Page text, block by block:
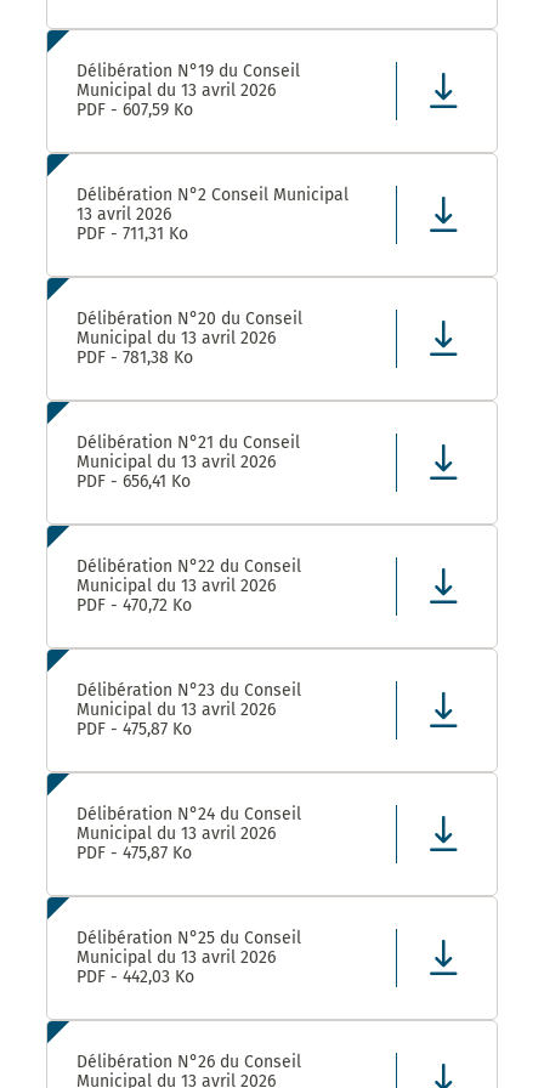
Délibération N°19 du Conseil
Municipal du 13 avril 2026
PDF - 607,59 Ko
Délibération N°2 Conseil Municipal
13 avril 2026
PDF - 711,31 Ko
Délibération N°20 du Conseil
Municipal du 13 avril 2026
PDF - 781,38 Ko
Délibération N°21 du Conseil
Municipal du 13 avril 2026
PDF - 656,41 Ko
Délibération N°22 du Conseil
Municipal du 13 avril 2026
PDF - 470,72 Ko
Délibération N°23 du Conseil
Municipal du 13 avril 2026
PDF - 475,87 Ko
Délibération N°24 du Conseil
Municipal du 13 avril 2026
PDF - 475,87 Ko
Délibération N°25 du Conseil
Municipal du 13 avril 2026
PDF - 442,03 Ko
Délibération N°26 du Conseil
Municipal du 13 avril 2026